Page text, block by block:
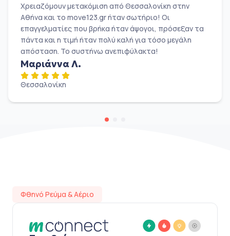
Χρειαζόμουν μετακόμιση από Θεσσαλονίκη στην
Αθήνα και το move123.gr ήταν σωτήριο! Οι
επαγγελματίες που βρήκα ήταν άψογοι, πρόσεξαν τα
πάντα και η τιμή ήταν πολύ καλή για τόσο μεγάλη
απόσταση. Το συστήνω ανεπιφύλακτα!
Μαριάννα Λ.
Θεσσαλονίκη
Φθηνό Ρεύμα & Αέριο